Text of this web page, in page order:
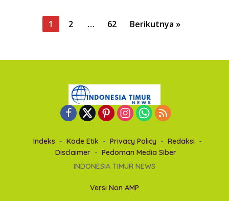
1 2 … 62 Berikutnya »
Indeks Kode Etik Privacy Policy
Redaksi
Disclaimer
Pedoman Media Siber
INDONESIA TIMUR NEWS
Versi Non AMP